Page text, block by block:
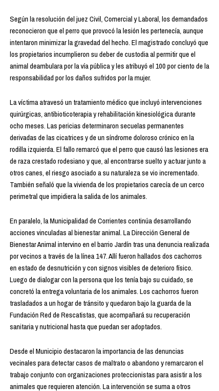
Según la resolución del juez Civil, Comercial y Laboral, los demandados
reconocieron que el perro que provocó la lesión les pertenecía, aunque
intentaron minimizar la gravedad del hecho. El magistrado concluyó que
los propietarios incumplieron su deber de custodia al permitir que el
animal deambulara por la vía pública y les atribuyó el 100 por ciento de la
responsabilidad por los daños sufridos por la mujer.
La víctima atravesó un tratamiento médico que incluyó intervenciones
quirúrgicas, antibioticoterapia y rehabilitación kinesiológica durante
ocho meses. Las pericias determinaron secuelas permanentes
derivadas de las cicatrices y de un síndrome doloroso crónico en la
rodilla izquierda. El fallo remarcó que el perro que causó las lesiones era
de raza crestado rodesiano y que, al encontrarse suelto y actuar junto a
otros canes, el riesgo asociado a su naturaleza se vio incrementado.
También señaló que la vivienda de los propietarios carecía de un cerco
perimetral que impidiera la salida de los animales.
En paralelo, la Municipalidad de Corrientes continúa desarrollando
acciones vinculadas al bienestar animal. La Dirección General de
Bienestar Animal intervino en el barrio Jardín tras una denuncia realizada
por vecinos a través de la línea 147. Allí fueron hallados dos cachorros
en estado de desnutrición y con signos visibles de deterioro físico.
Luego de dialogar con la persona que los tenía bajo su cuidado, se
concretó la entrega voluntaria de los animales. Los cachorros fueron
trasladados a un hogar de tránsito y quedaron bajo la guarda de la
Fundación Red de Rescatistas, que acompañará su recuperación
sanitaria y nutricional hasta que puedan ser adoptados.
Desde el Municipio destacaron la importancia de las denuncias
vecinales para detectar casos de maltrato o abandono y remarcaron el
trabajo conjunto con organizaciones proteccionistas para asistir a los
animales que requieren atención. La intervención se suma a otros